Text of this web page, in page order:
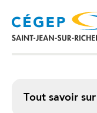
contenu
principal
Tout savoir